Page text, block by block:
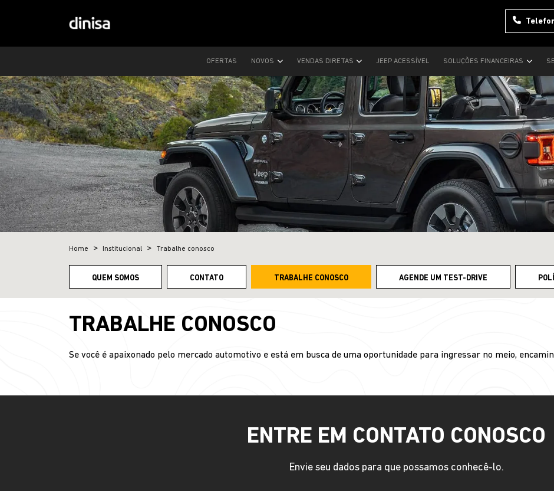
OFERTAS NOVOS VENDAS DIRETAS JEEP ACESSÍVEL SOLUÇÕES FINANCEIRAS
Home Institucional Trabalhe conosco
QUEM SOMOS CONTATO TRABALHE CONOSCO AGENDE UM TEST-DRIVE
TRABALHE CONOSCO
Se você é apaixonado pelo mercado automotivo e está em busca de uma oportunidade para ingressar no meio,
ENTRE EM CONTATO CONOSCO
Envie seu dados para que possamos conhecê-lo.